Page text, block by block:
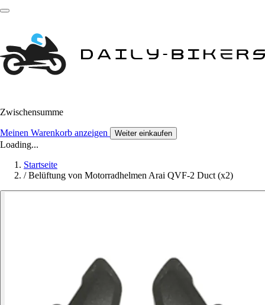
Zwischensumme
Meinen Warenkorb anzeigen Weiter einkaufen
Loading...
Startseite
/ Belüftung von Motorradhelmen Arai QVF-2 Duct (x2)